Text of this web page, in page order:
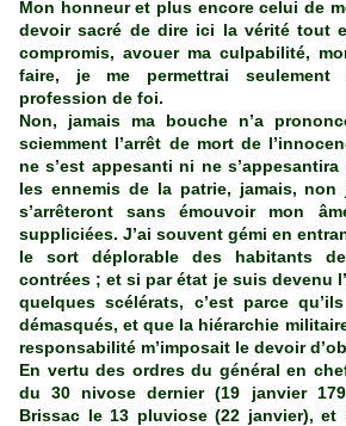
Mon honneur et plus encore celui de
devoir sacré de dire ici la vérité tout
compromis, avouer ma culpabilité,
faire, je me permettrai
profession de foi.
Non, jamais ma bouche n’a
sciemment l’arrêt de mort de
ne s’est appesanti ni ne
les ennemis de la patrie, jamais, non
s’arrêteront sans émouvoir mon
suppliciées. J’ai souvent gémi en
le sort déplorable des habitants
contrées ; et si par état je suis devenu
quelques scélérats, c’est parce
démasqués, et que la hiérarchie
responsabilité m’imposait le devoir
En vertu des ordres du général en
du 30 nivose dernier (19 janvier
Brissac le 13 pluviose (22 janvier), et